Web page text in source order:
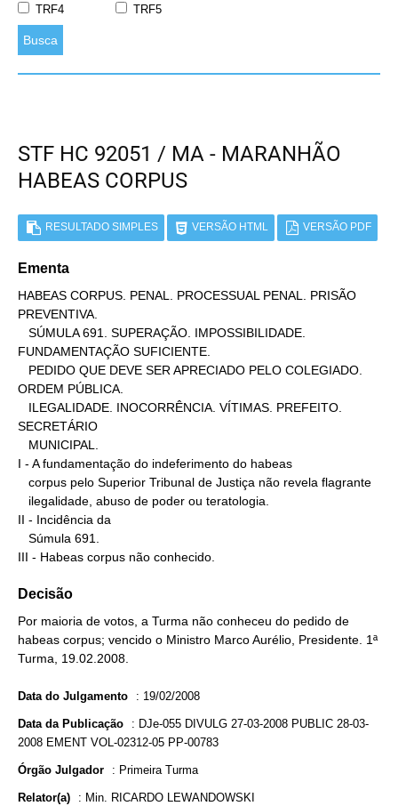
TRF4
TRF5
Busca
STF HC 92051 / MA - MARANHÃO
HABEAS CORPUS
RESULTADO SIMPLES VERSÃO HTML VERSÃO PDF
Ementa
HABEAS CORPUS. PENAL. PROCESSUAL PENAL. PRISÃO
PREVENTIVA.
FUNDAMENTAÇÃO SUFICIENTE.
ORDEM PÚBLICA.
SECRETÁRIO
I - A fundamentação do indeferimento do habeas
II - Incidência da
III - Habeas corpus não conhecido.
Decisão
Por maioria de votos, a Turma não conheceu do pedido de
habeas corpus; vencido o Ministro Marco Aurélio, Presidente. 1ª
Turma, 19.02.2008.
Data do Julgamento : 19/02/2008
Data da Publicação : DJe-055 DIVULG 27-03-2008 PUBLIC 28-03-
2008 EMENT VOL-02312-05 PP-00783
Órgão Julgador : Primeira Turma
Relator(a) : Min. RICARDO LEWANDOWSKI